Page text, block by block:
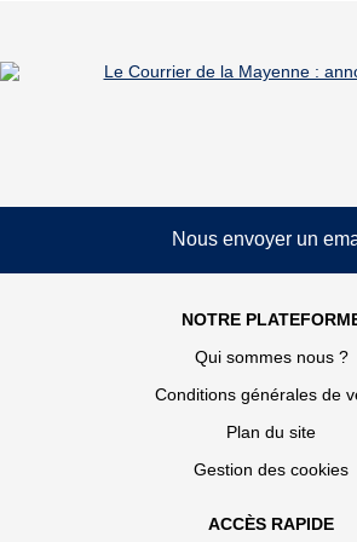
Nous envoyer un
NOTRE
Qui sommes nous ?
Conditions générales de
Plan du site
Gestion des cookies
ACCÈS RAPIDE